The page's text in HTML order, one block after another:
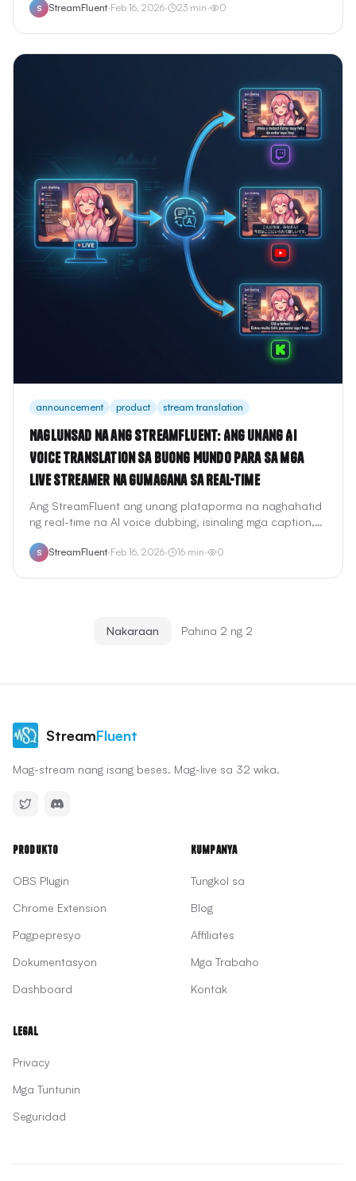
S StreamFluent·Feb 16, 2026· 23 min· 0
announcement product stream translation
Naglunsad na ang StreamFluent: Ang Unang AI
Voice Translation sa Buong Mundo para sa mga
Live Streamer na Gumagana sa Real-Time
Ang StreamFluent ang unang plataporma na naghahatid
ng real-time na AI voice dubbing, isinaling mga caption,
stream. Mag-stream nang isang beses sa iyong wika —
S StreamFluent·Feb 16, 2026· 16 min· 0
Nakaraan Pahina 2 ng 2
StreamFluent
Mag-stream nang isang beses. Mag-live sa 32 wika.
Produkto
OBS Plugin
Chrome Extension
Pagpepresyo
Dokumentasyon
Dashboard
Kumpanya
Tungkol sa
Blog
Affiliates
Mga Trabaho
Kontak
Legal
Privacy
Mga Tuntunin
Seguridad